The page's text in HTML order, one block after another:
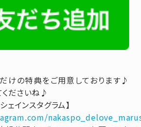
けの特典をご用意しております♪
ださいね♪
ェインスタグラム】